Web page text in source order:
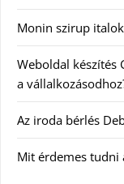
Monin szirup
Weboldal
a
Az iroda bérlés
Mit érdemes tudni